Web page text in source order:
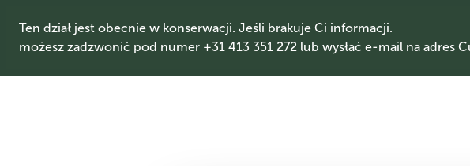
Ten dział jest obecnie w konserwacji. Jeśli brakuje Ci informacji.
możesz zadzwonić pod numer +31 413 351 272 lub wysłać e-mail na adres